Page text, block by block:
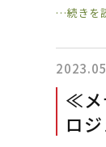
…続きを
≪メ
ロ